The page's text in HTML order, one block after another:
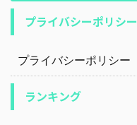
プライバシーポリシー
プライバシーポリシー
ランキング